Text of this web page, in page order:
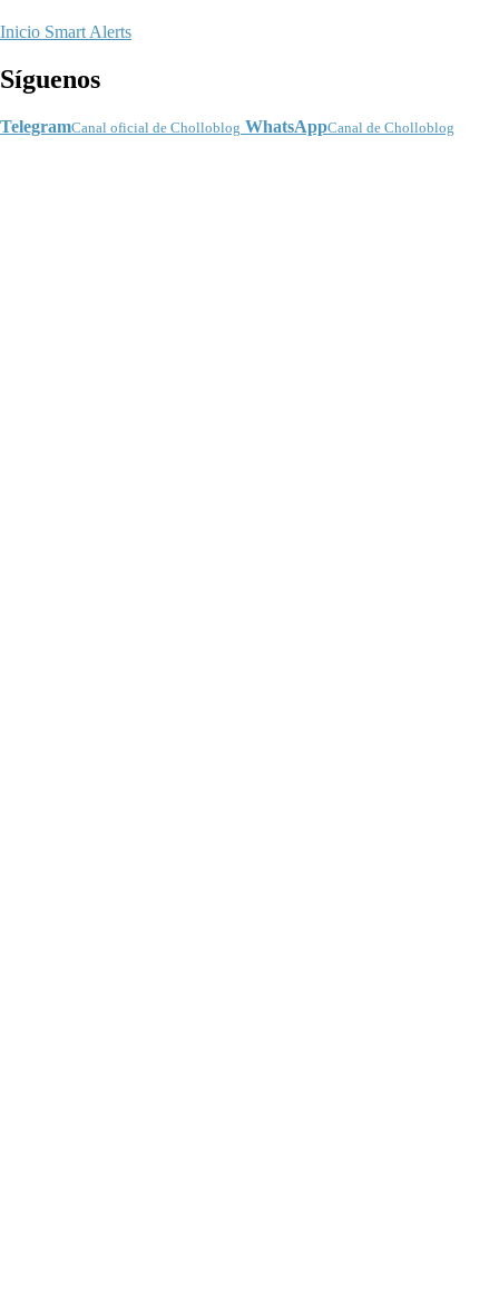
Inicio Smart Alerts
Síguenos
TelegramCanal oficial de Cholloblog WhatsAppCanal de Cholloblog